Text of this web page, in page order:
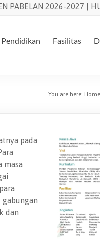
PABELAN 2026-2027 |
Pendidikan Fasilitas
You are here: Home
pada
masa
dan